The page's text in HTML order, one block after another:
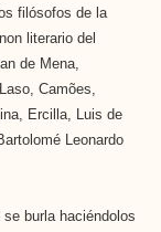
filósofos de la
literario del
de Mena,
Camões,
Ercilla, Luis de
Leonardo
burla haciéndolos